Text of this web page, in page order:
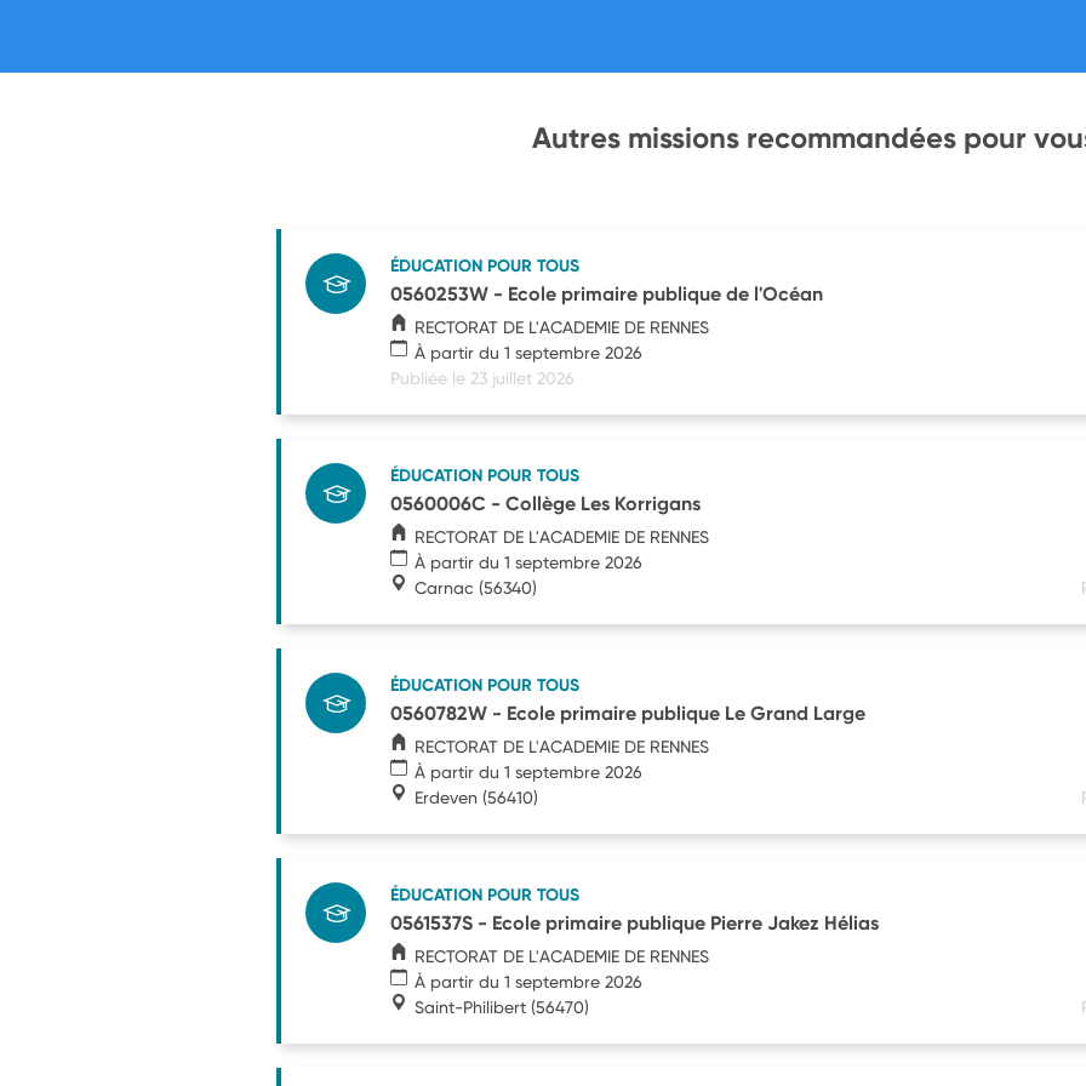
Autres missions recommandées pour
ÉDUCATION POUR TOUS
0560253W - Ecole primaire publique de l'Océan
RECTORAT DE L'ACADEMIE DE RENNES
À partir du 1 septembre 2026
Publiée le 23 juillet 2026
ÉDUCATION POUR TOUS
0560006C - Collège Les Korrigans
RECTORAT DE L'ACADEMIE DE RENNES
À partir du 1 septembre 2026
Carnac (56340)
ÉDUCATION POUR TOUS
0560782W - Ecole primaire publique Le Grand Large
RECTORAT DE L'ACADEMIE DE RENNES
À partir du 1 septembre 2026
Erdeven (56410)
ÉDUCATION POUR TOUS
0561537S - Ecole primaire publique Pierre Jakez Hélias
RECTORAT DE L'ACADEMIE DE RENNES
À partir du 1 septembre 2026
Saint-Philibert (56470)